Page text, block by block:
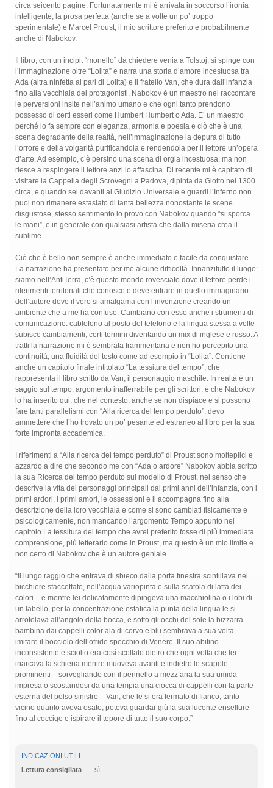
circa seicento pagine. Fortunatamente mi è arrivata in soccorso l’ironia
intelligente, la prosa perfetta (anche se a volte un po’ troppo
sperimentale) e Marcel Proust, il mio scrittore preferito e probabilmente
anche di Nabokov.
Il libro, con un incipit “monello” da chiedere venia a Tolstoj, si spinge con
l’immaginazione oltre “Lolita” e narra una storia d’amore incestuosa tra
Ada (altra ninfetta al pari di Lolita) e il fratello Van, che dura dall’infanzia
fino alla vecchiaia dei protagonisti. Nabokov è un maestro nel raccontare
le perversioni insite nell’animo umano e che ogni tanto prendono
possesso di certi esseri come Humbert Humbert o Ada. E’ un maestro
perché lo fa sempre con eleganza, armonia e poesia e ciò che è una
scena degradante della realtà, nell’immaginazione la depura di tutto
l’orrore e della volgarità purificandola e rendendola per il lettore un’opera
d’arte. Ad esempio, c’è persino una scena di orgia incestuosa, ma non
riesce a respingere il lettore anzi lo affascina. Di recente mi è capitato di
visitare la Cappella degli Scrovegni a Padova, dipinta da Giotto nel 1300
circa, e quando sei davanti al Giudizio Universale e guardi l’Inferno non
puoi non rimanere estasiato di tanta bellezza nonostante le scene
disgustose, stesso sentimento lo provo con Nabokov quando “si sporca
le mani”, e in generale con qualsiasi artista che dalla miseria crea il
sublime.
Ciò che è bello non sempre è anche immediato e facile da conquistare.
La narrazione ha presentato per me alcune difficoltà. Innanzitutto il luogo:
siamo nell’AntiTerra, c’è questo mondo rovesciato dove il lettore perde i
riferimenti territoriali che conosce e deve entrare in quello immaginario
dell’autore dove il vero si amalgama con l’invenzione creando un
ambiente che a me ha confuso. Cambiano con esso anche i strumenti di
comunicazione: cablofono al posto del telefono e la lingua stessa a volte
subisce cambiamenti, certi termini diventando un mix di inglese e russo. A
tratti la narrazione mi è sembrata frammentaria e non ho percepito una
continuità, una fluidità del testo come ad esempio in “Lolita”. Contiene
anche un capitolo finale intitolato “La tessitura del tempo”, che
rappresenta il libro scritto da Van, il personaggio maschile. In realtà è un
saggio sul tempo, argomento inafferrabile per gli scrittori, e che Nabokov
lo ha inserito qui, che nel contesto, anche se non dispiace e si possono
fare tanti parallelismi con “Alla ricerca del tempo perduto”, devo
ammettere che l’ho trovato un po’ pesante ed estraneo al libro per la sua
forte impronta accademica.
I riferimenti a “Alla ricerca del tempo perduto” di Proust sono molteplici e
azzardo a dire che secondo me con “Ada o ardore” Nabokov abbia scritto
la sua Ricerca del tempo perduto sul modello di Proust, nel senso che
descrive la vita dei personaggi principali dai primi anni dell’infanzia, con i
primi ardori, i primi amori, le ossessioni e li accompagna fino alla
descrizione della loro vecchiaia e come si sono cambiati fisicamente e
psicologicamente, non mancando l’argomento Tempo appunto nel
capitolo La tessitura del tempo che avrei preferito fosse di più immediata
comprensione, più letterario come in Proust, ma questo è un mio limite e
non certo di Nabokov che è un autore geniale.
“Il lungo raggio che entrava di sbieco dalla porta finestra scintillava nel
bicchiere sfaccettato, nell’acqua variopinta e sulla scatola di latta dei
colori – e mentre lei delicatamente dipingeva una macchiolina o i lobi di
un labello, per la concentrazione estatica la punta della lingua le si
arrotolava all’angolo della bocca, e sotto gli occhi del sole la bizzarra
bambina dai cappelli color ala di corvo e blu sembrava a sua volta
imitare il bocciolo dell’ofride specchio di Venere. Il suo abitino
inconsistente e sciolto era così scollato dietro che ogni volta che lei
inarcava la schiena mentre muoveva avanti e indietro le scapole
prominenti – sorvegliando con il pennello a mezz’aria la sua umida
impresa o scostandosi da una tempia una ciocca di cappelli con la parte
esterna del polso sinistro – Van, che le si era fermato di fianco, tanto
vicino quanto aveva osato, poteva guardar giù la sua lucente ensellure
fino al coccige e ispirare il tepore di tutto il suo corpo.”
INDICAZIONI UTILI
Lettura consigliata
sì